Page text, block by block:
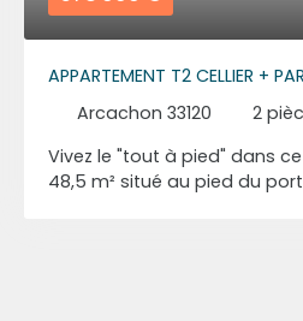
APPARTEMENT T2 CELLIER +
AIGUILLON
Arcachon 33120 2
Vivez le "tout à pied" dans
48,5 m² situé au pied du